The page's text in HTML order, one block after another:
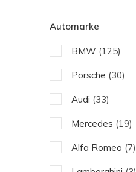
Zyrus
Automarke
BMW (125)
Porsche (30)
Audi (33)
Mercedes (19)
Alfa Romeo (7)